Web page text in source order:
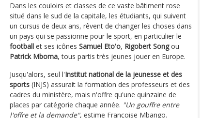
Dans les couloirs et classes de ce vaste bâtiment rose
situé dans le sud de la capitale, les étudiants, qui suivent
un cursus de deux ans, rêvent de changer les choses dans
un pays qui se passionne pour le sport, en particulier le
football et ses icônes Samuel Eto'o, Rigobert Songou
Patrick Mboma, tous partis très jeunes jouer en Europe.
Jusqu'alors, seul l'Institut national de la jeunesse et des
sports (INJS) assurait la formation des professeurs et des
cadres du ministère, mais n'offre qu'une quinzaine de
places par catégorie chaque année. "Un gouffre entre
l'offre et la demande", estime Françoise Mbango.